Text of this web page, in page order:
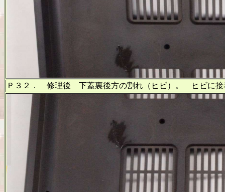
Ｐ３２． 修理後 下蓋裏後方の割れ（ヒビ）。 ヒビに接